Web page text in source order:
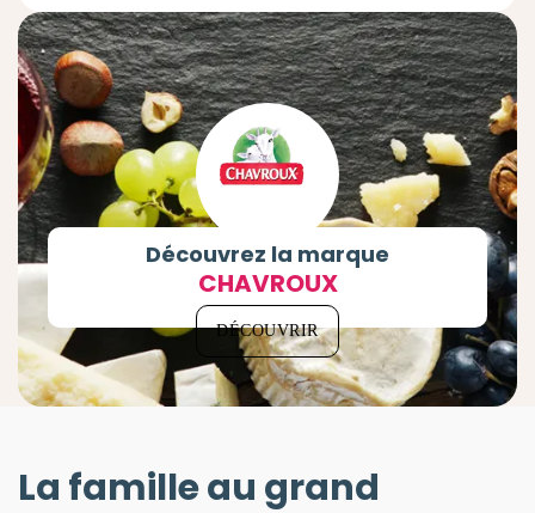
Découvrez la marque
CHAVROUX
DÉCOUVRIR
La famille au grand